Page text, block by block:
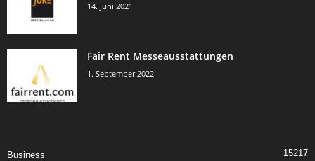
14. Juni 2021
Fair Rent Messeausstattungen
1. September 2022
Business 15217